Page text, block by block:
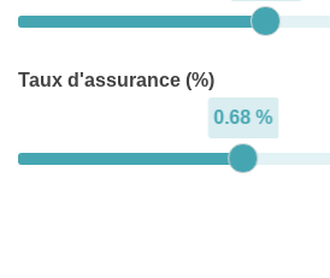
Taux d'assurance (%)
0.68 %